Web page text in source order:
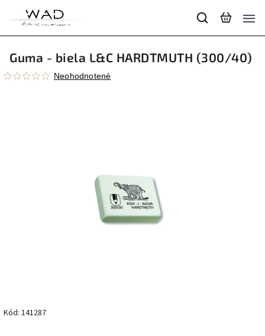
Guma - biela L&C HARDTMUTH (300/40)
Neohodnotené
Kód: 141287